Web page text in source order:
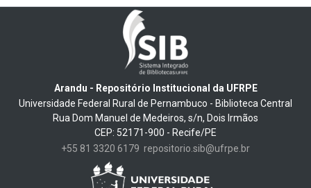
Arandu - Repositório Institucional da UFRPE
Universidade Federal Rural de Pernambuco - Biblioteca Central
Rua Dom Manuel de Medeiros, s/n, Dois Irmãos
CEP: 52171-900 - Recife/PE
+55 81 3320 6179 repositorio.sib@ufrpe.br